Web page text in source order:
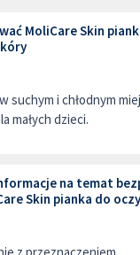
MoliCare Skin
suchym i chłodnym
małych dzieci.
na temat
Skin pianka do